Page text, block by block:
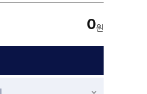
0원